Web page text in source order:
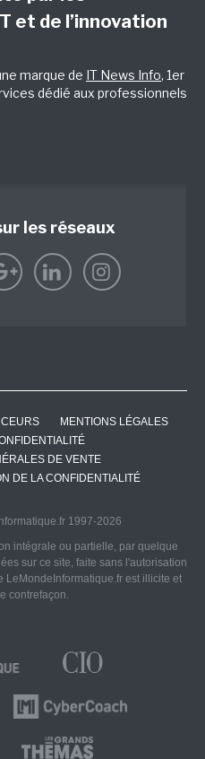
et de l’innovation
marque de IT News Info, 1er
dédié aux professionnels
les réseaux
MENTIONS LÉGALES
DE VENTE
DE LA CONFIDENTIALITÉ
1997-2026
intégrale ou partielle, par quelque
sur ce site, faite sans l'autorisation
LeMondeInformatique.fr est illicite et
contrefaçon.